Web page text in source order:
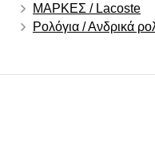
ΜΑΡΚΕΣ / Lacoste
Ρολόγια / Ανδρικά